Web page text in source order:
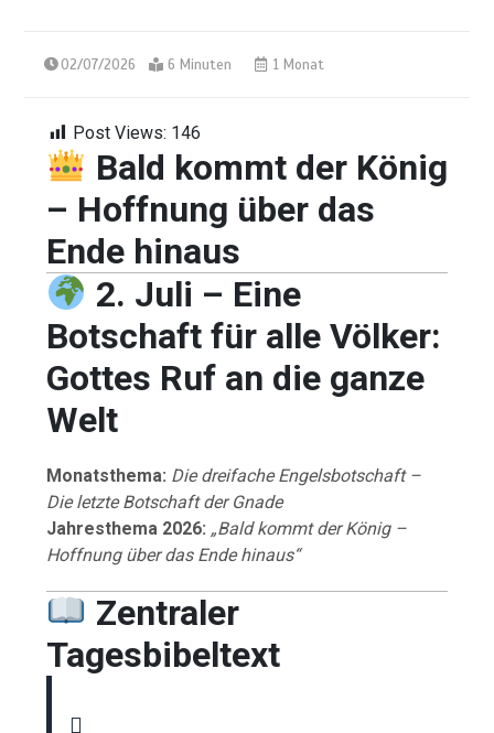
02/07/2026 6 Minuten 1 Monat
Post Views: 146
Bald kommt der König
– Hoffnung über das
Ende hinaus
2. Juli – Eine
Botschaft für alle Völker:
Gottes Ruf an die ganze
Welt
Monatsthema: Die dreifache Engelsbotschaft –
Die letzte Botschaft der Gnade
Jahresthema 2026: „Bald kommt der König –
Hoffnung über das Ende hinaus“
Zentraler
Tagesbibeltext